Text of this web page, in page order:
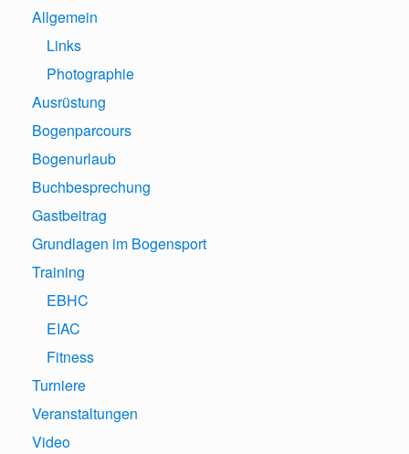
Allgemein
Links
Photographie
Ausrüstung
Bogenparcours
Bogenurlaub
Buchbesprechung
Gastbeitrag
Grundlagen im Bogensport
Training
EBHC
EIAC
Fitness
Turniere
Veranstaltungen
Video